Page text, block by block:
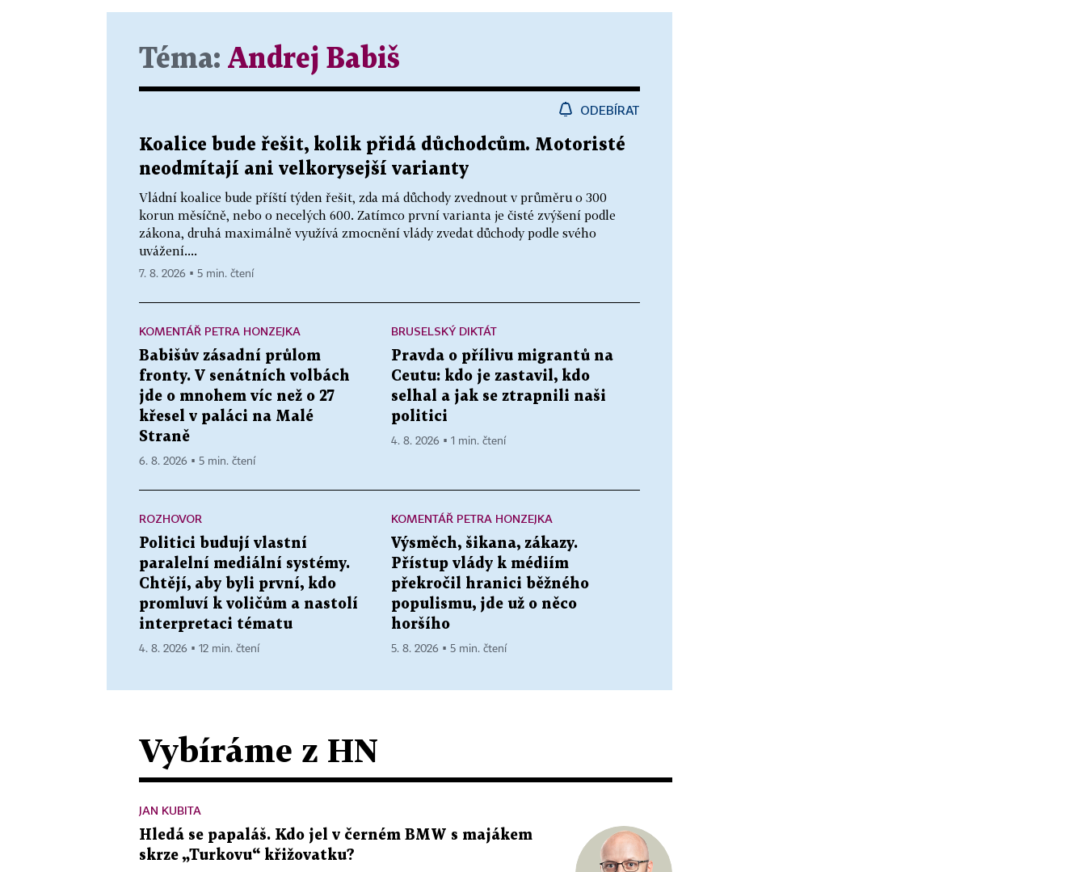
Téma: Andrej Babiš
ODEBÍRAT
Koalice bude řešit, kolik přidá důchodcům. Motoristé
neodmítají ani velkorysejší varianty
Vládní koalice bude příští týden řešit, zda má důchody zvednout v průměru o 300
korun měsíčně, nebo o necelých 600. Zatímco první varianta je čisté zvýšení podle
zákona, druhá maximálně využívá zmocnění vlády zvedat důchody podle svého
uvážení....
7. 8. 2026 ▪ 5 min. čtení
KOMENTÁŘ PETRA HONZEJKA
Babišův zásadní průlom
fronty. V senátních volbách
jde o mnohem víc než o 27
křesel v paláci na Malé
Straně
6. 8. 2026 ▪ 5 min. čtení
BRUSELSKÝ DIKTÁT
Pravda o přílivu migrantů na
Ceutu: kdo je zastavil, kdo
selhal a jak se ztrapnili naši
politici
4. 8. 2026 ▪ 1 min. čtení
ROZHOVOR
Politici budují vlastní
paralelní mediální systémy.
Chtějí, aby byli první, kdo
promluví k voličům a nastolí
interpretaci tématu
4. 8. 2026 ▪ 12 min. čtení
KOMENTÁŘ PETRA HONZEJKA
Výsměch, šikana, zákazy.
Přístup vlády k médiím
překročil hranici běžného
populismu, jde už o něco
horšího
5. 8. 2026 ▪ 5 min. čtení
Vybíráme z HN
JAN KUBITA
Hledá se papaláš. Kdo jel v černém BMW s majákem
skrze „Turkovu“ křižovatku?